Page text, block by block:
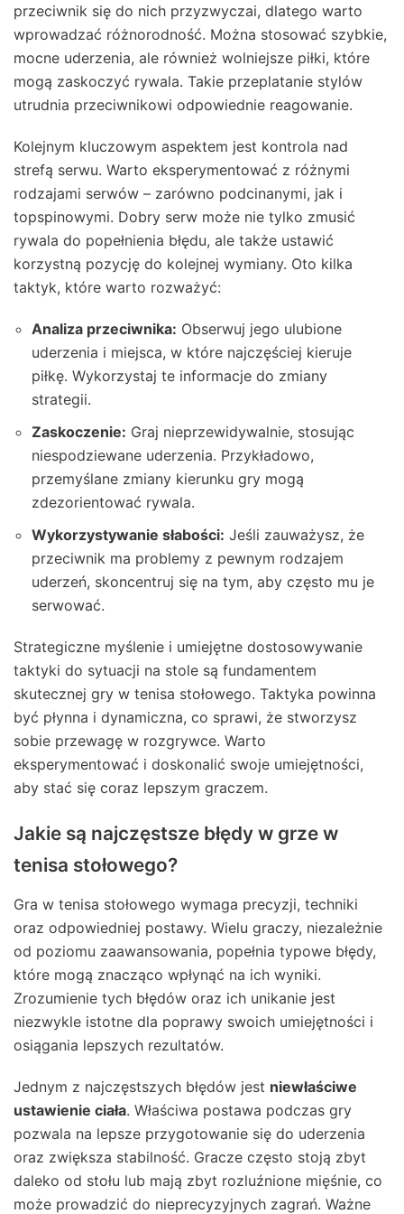
przeciwnik się do nich przyzwyczai, dlatego warto
wprowadzać różnorodność. Można stosować szybkie,
mocne uderzenia, ale również wolniejsze piłki, które
mogą zaskoczyć rywala. Takie przeplatanie stylów
utrudnia przeciwnikowi odpowiednie reagowanie.
Kolejnym kluczowym aspektem jest kontrola nad
strefą serwu. Warto eksperymentować z różnymi
rodzajami serwów – zarówno podcinanymi, jak i
topspinowymi. Dobry serw może nie tylko zmusić
rywala do popełnienia błędu, ale także ustawić
korzystną pozycję do kolejnej wymiany. Oto kilka
taktyk, które warto rozważyć:
Analiza przeciwnika: Obserwuj jego ulubione
uderzenia i miejsca, w które najczęściej kieruje
piłkę. Wykorzystaj te informacje do zmiany
strategii.
Zaskoczenie: Graj nieprzewidywalnie, stosując
niespodziewane uderzenia. Przykładowo,
przemyślane zmiany kierunku gry mogą
zdezorientować rywala.
Wykorzystywanie słabości: Jeśli zauważysz, że
przeciwnik ma problemy z pewnym rodzajem
uderzeń, skoncentruj się na tym, aby często mu je
serwować.
Strategiczne myślenie i umiejętne dostosowywanie
taktyki do sytuacji na stole są fundamentem
skutecznej gry w tenisa stołowego. Taktyka powinna
być płynna i dynamiczna, co sprawi, że stworzysz
sobie przewagę w rozgrywce. Warto
eksperymentować i doskonalić swoje umiejętności,
aby stać się coraz lepszym graczem.
Jakie są najczęstsze błędy w grze w
tenisa stołowego?
Gra w tenisa stołowego wymaga precyzji, techniki
oraz odpowiedniej postawy. Wielu graczy, niezależnie
od poziomu zaawansowania, popełnia typowe błędy,
które mogą znacząco wpłynąć na ich wyniki.
Zrozumienie tych błędów oraz ich unikanie jest
niezwykle istotne dla poprawy swoich umiejętności i
osiągania lepszych rezultatów.
Jednym z najczęstszych błędów jest niewłaściwe
ustawienie ciała. Właściwa postawa podczas gry
pozwala na lepsze przygotowanie się do uderzenia
oraz zwiększa stabilność. Gracze często stoją zbyt
daleko od stołu lub mają zbyt rozluźnione mięśnie, co
może prowadzić do nieprecyzyjnych zagrań. Ważne